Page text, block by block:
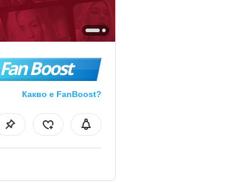
Fan Boost
Какво е FanBoost?